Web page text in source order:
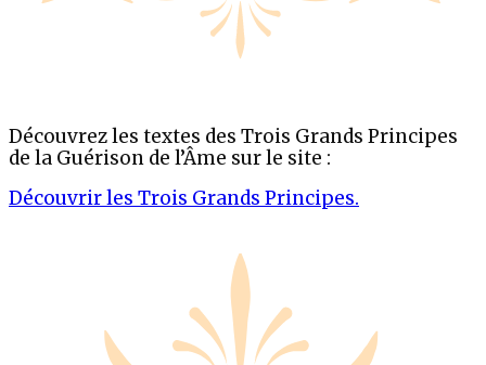
Découvrez les textes des Trois Grands Principes
de la Guérison de l’Âme sur le site :
Découvrir les Trois Grands Principes.